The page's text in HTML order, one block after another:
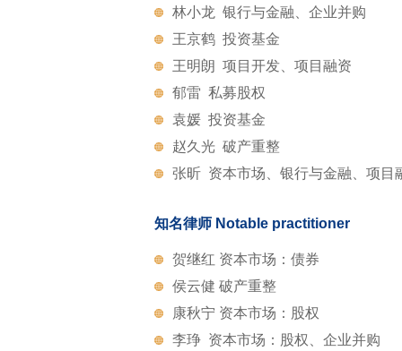
林小龙 银行与金融、企业并购
王京鹤 投资基金
王明朗 项目开发、项目融资
郁雷 私募股权
袁媛 投资基金
赵久光 破产重整
张昕 资本市场、银行与金融、项目
知名律师 Notable practitioner
贺继红 资本市场：债券
侯云健 破产重整
康秋宁 资本市场：股权
李琤 资本市场：股权、企业并购